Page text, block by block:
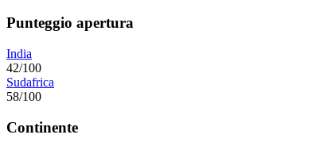
Punteggio apertura
India
42/100
Sudafrica
58/100
Continente